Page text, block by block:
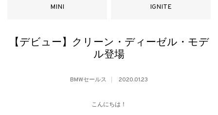
MINI IGNITE
【デビュー】クリーン・ディーゼル・モデ
ル登場
BMWセールス 2020.01.23
こんにちは！